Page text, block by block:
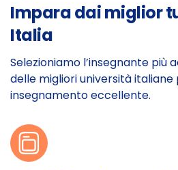
Impara dai miglior
Italia
Selezioniamo l’insegnante
delle migliori università
insegnamento eccellente.